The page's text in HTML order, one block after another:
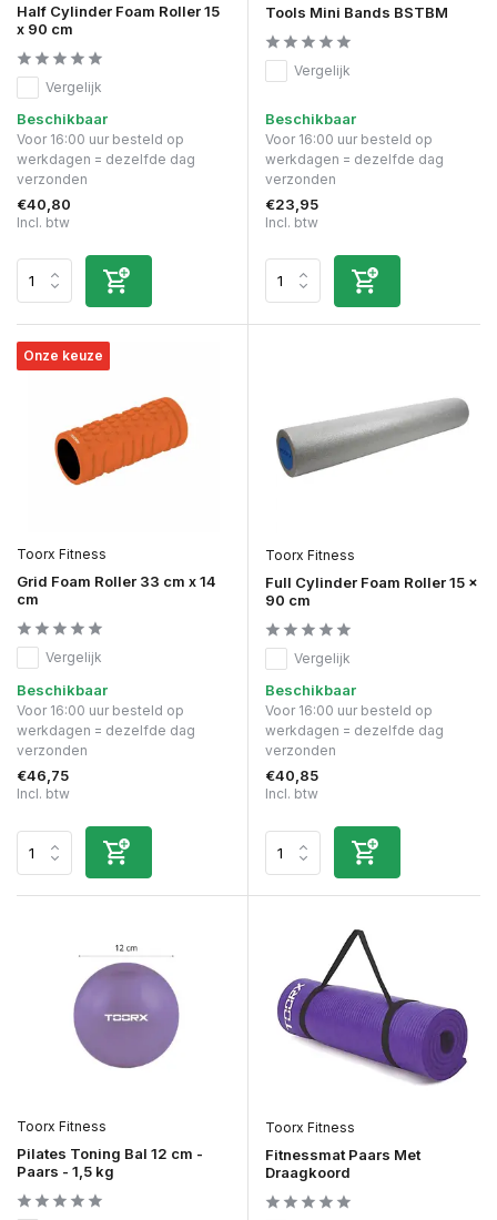
Half Cylinder Foam Roller 15
x 90 cm
Vergelijk
Beschikbaar
Voor 16:00 uur besteld op
werkdagen = dezelfde dag
verzonden
€40,80
Incl. btw
Tools Mini Bands BSTBM
Vergelijk
Beschikbaar
Voor 16:00 uur besteld op
werkdagen = dezelfde dag
verzonden
€23,95
Incl. btw
Onze keuze
Toorx Fitness
Grid Foam Roller 33 cm x 14
cm
Vergelijk
Beschikbaar
Voor 16:00 uur besteld op
werkdagen = dezelfde dag
verzonden
€46,75
Incl. btw
Toorx Fitness
Full Cylinder Foam Roller 15 x
90 cm
Vergelijk
Beschikbaar
Voor 16:00 uur besteld op
werkdagen = dezelfde dag
verzonden
€40,85
Incl. btw
Toorx Fitness
Pilates Toning Bal 12 cm -
Paars - 1,5 kg
Toorx Fitness
Fitnessmat Paars Met
Draagkoord